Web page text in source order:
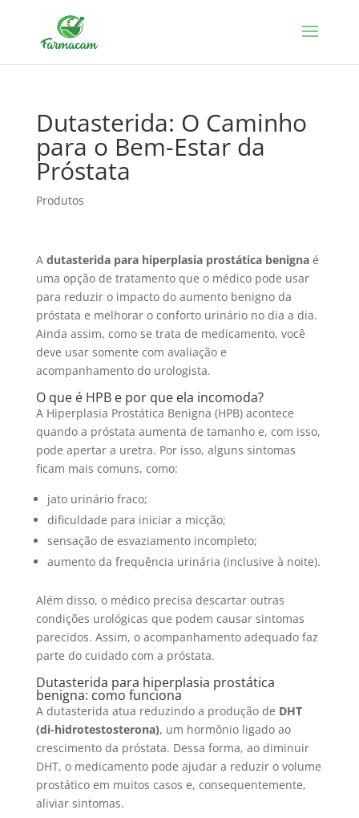
Dutasterida: O Caminho
para o Bem-Estar da
Próstata
Produtos
A dutasterida para hiperplasia prostática benignaé
uma opção de tratamento que o médico pode usar
para reduzir o impacto do aumento benigno da
próstata e melhorar o conforto urinário no dia a dia.
Ainda assim, como se trata de medicamento, você
deve usar somente com avaliação e
acompanhamento do urologista.
O que é HPB e por que ela incomoda?
A Hiperplasia Prostática Benigna (HPB) acontece
quando a próstata aumenta de tamanho e, com isso,
pode apertar a uretra. Por isso, alguns sintomas
ficam mais comuns, como:
jato urinário fraco;
dificuldade para iniciar a micção;
sensação de esvaziamento incompleto;
aumento da frequência urinária (inclusive à noite).
Além disso, o médico precisa descartar outras
condições urológicas que podem causar sintomas
parecidos. Assim, o acompanhamento adequado faz
parte do cuidado com a próstata.
Dutasterida para hiperplasia prostática
benigna: como funciona
A dutasterida atua reduzindo a produção de DHT
(di-hidrotestosterona), um hormônio ligado ao
crescimento da próstata. Dessa forma, ao diminuir
DHT, o medicamento pode ajudar a reduzir o volume
prostático em muitos casos e, consequentemente,
aliviar sintomas.